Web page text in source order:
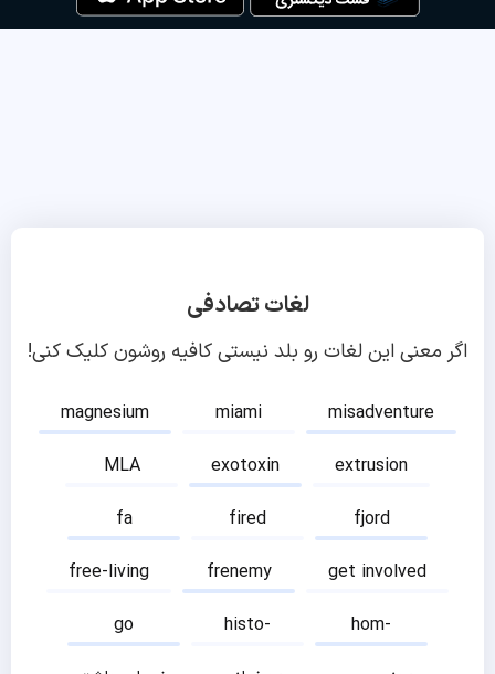
لغات تصادفی
اگر معنی این لغات رو بلد نیستی کافیه روشون کلیک کنی!
magnesium miami
misadventure
MLA
exotoxin
extrusion
fa
fired
fjord
free-living
frenemy
get involved
go
histo-
hom-